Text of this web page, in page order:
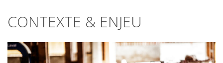
CONTEXTE & ENJEU